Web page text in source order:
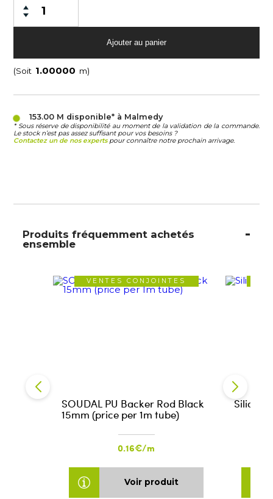
(Soit m)
153.00 M disponible* à Malmedy
* Sous réserve de disponibilité au moment de la validation de la commande.
Le stock n’est pas assez suffisant pour vos besoins ?
Contactez un de nos expertspour connaître notre prochain arrivage.
Produits fréquemment achetés
ensemble
VENTES CONJOINTES
SOUDAL PU Backer Rod Black
15mm (price per 1m tube)
0.16€/m
Voir produit